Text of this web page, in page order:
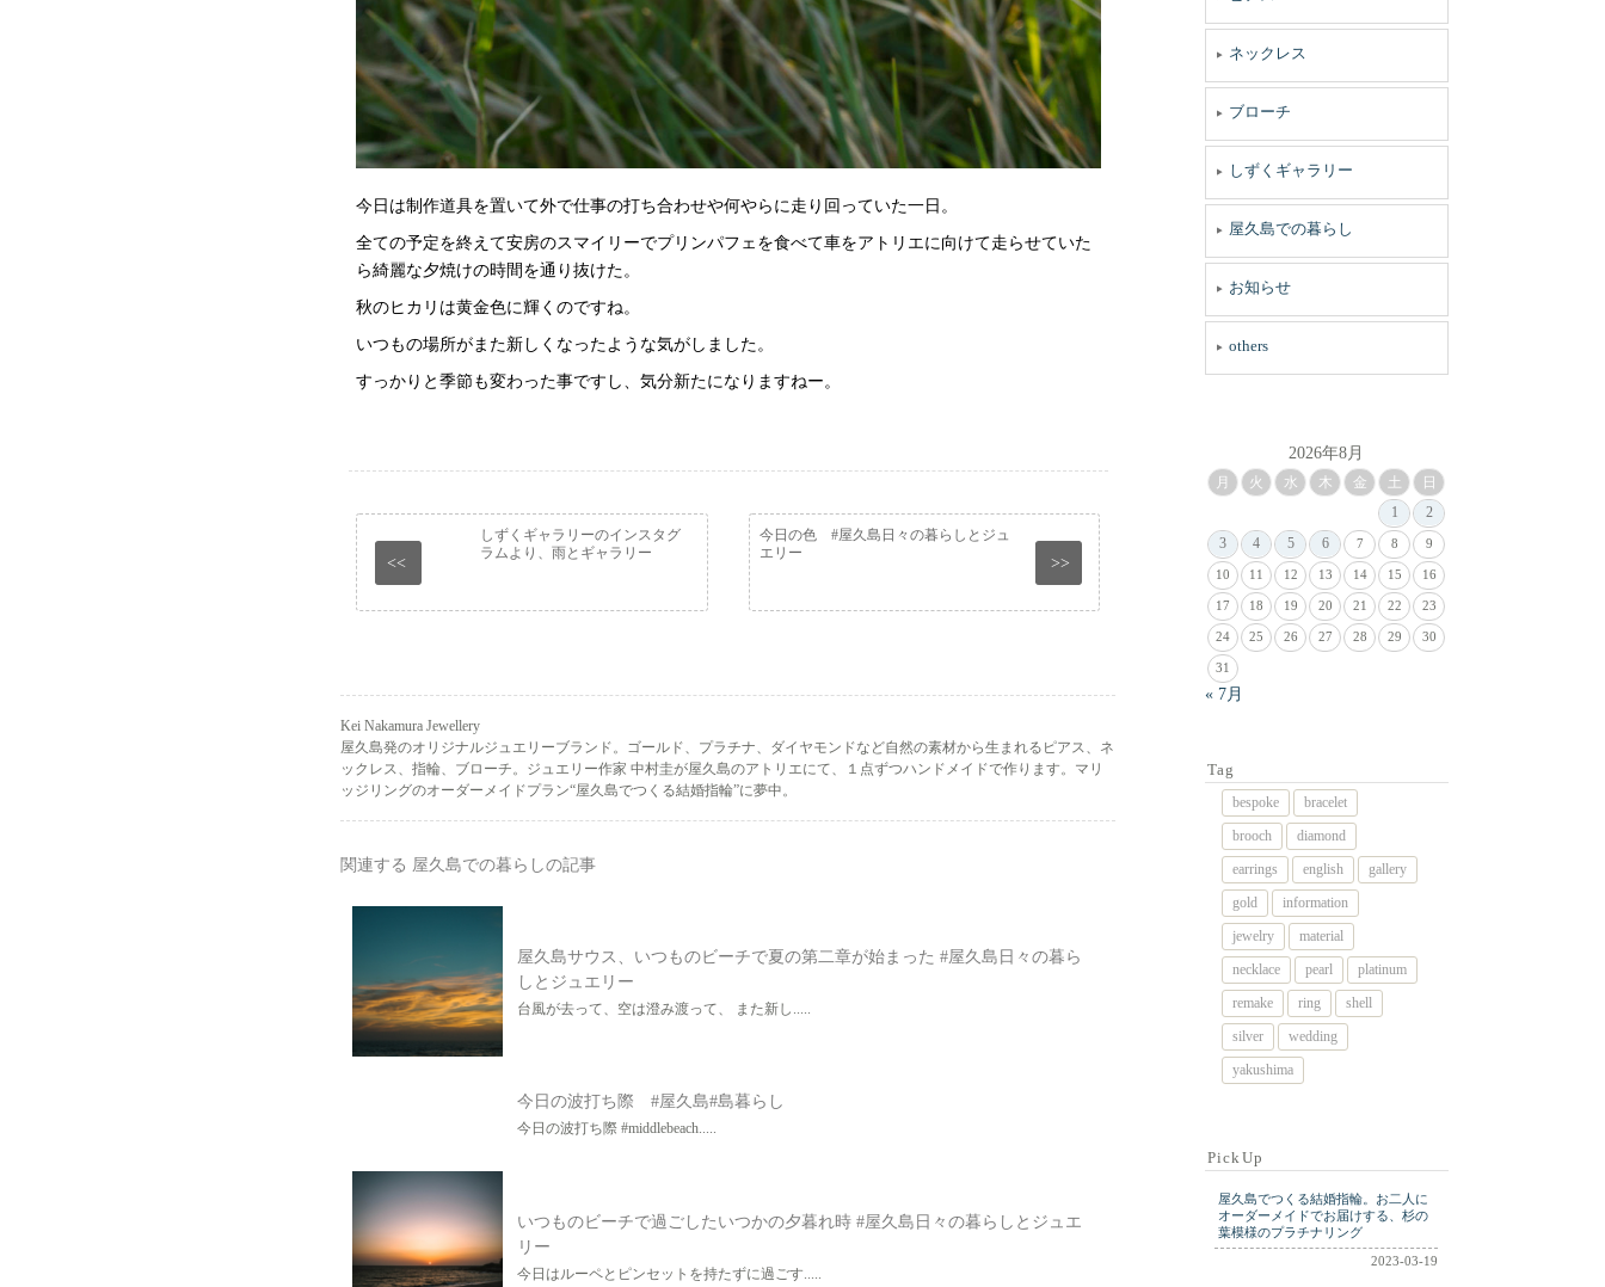
今日は制作道具を置いて外で仕事の打ち合わせや何やらに走り回っていた一日。
全ての予定を終えて安房のスマイリーでプリンパフェを食べて車をアトリエに向けて走らせていた
ら綺麗な夕焼けの時間を通り抜けた。
秋のヒカリは黄金色に輝くのですね。
いつもの場所がまた新しくなったような気がしました。
すっかりと季節も変わった事ですし、気分新たになりますねー。
<<
しずくギャラリーのインスタグ
ラムより、雨とギャラリー
>>
今日の色 #屋久島日々の暮らしとジュ
エリー
Kei Nakamura Jewellery
屋久島発のオリジナルジュエリーブランド。ゴールド、プラチナ、ダイヤモンドなど自然の素材から生まれるピアス、ネ
ックレス、指輪、ブローチ。ジュエリー作家 中村圭が屋久島のアトリエにて、１点ずつハンドメイドで作ります。マリ
ッジリングのオーダーメイドプラン“屋久島でつくる結婚指輪”に夢中。
関連する 屋久島での暮らしの記事
屋久島サウス、いつものビーチで夏の第二章が始まった #屋久島日々の暮ら
しとジュエリー
台風が去って、空は澄み渡って、 また新し.....
今日の波打ち際 #屋久島#島暮らし
今日の波打ち際 #middlebeach.....
いつものビーチで過ごしたいつかの夕暮れ時 #屋久島日々の暮らしとジュエ
リー
今日はルーペとピンセットを持たずに過ごす.....
ネックレス
ブローチ
しずくギャラリー
屋久島での暮らし
お知らせ
others
2026年8月
月 火 水 木 金 土
日
1
2
3
4 5 6 7 8 9
10 11 12 13 14 15 16
17 18 19 20 21 22 23
24 25 26 27 28 29 30
31
« 7月
Tag
bespoke
bracelet
brooch
diamond
earrings
english
gallery
gold
information
jewelry
material
necklace
pearl
platinum
remake
ring
shell
silver
wedding
yakushima
PickUp
屋久島でつくる結婚指輪。お二人に
オーダーメイドでお届けする、杉の
葉模様のプラチナリング
2023-03-19